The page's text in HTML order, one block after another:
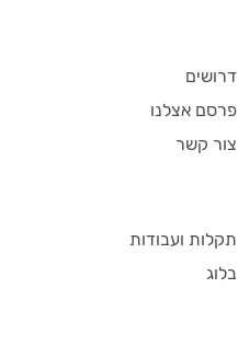
דרושים
פרסם אצלנו
צור קשר
תקלות ועבודות
בלוג